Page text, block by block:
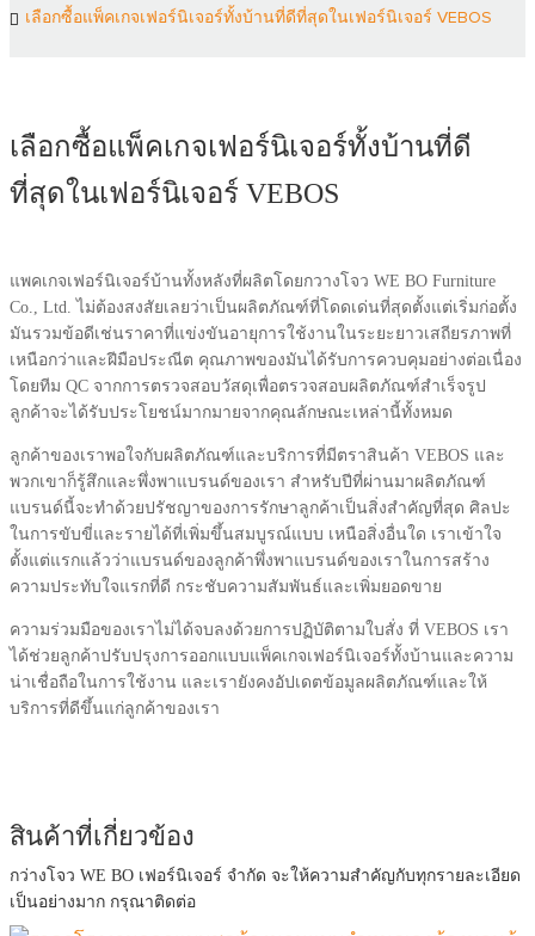
เลือกซื้อแพ็คเกจเฟอร์นิเจอร์ทั้งบ้านที่ดีที่สุดในเฟอร์นิเจอร์ VEBOS
เลือกซื้อแพ็คเกจเฟอร์นิเจอร์ทั้งบ้านที่ดี
ที่สุดในเฟอร์นิเจอร์ VEBOS
แพคเกจเฟอร์นิเจอร์บ้านทั้งหลังที่ผลิตโดยกวางโจว WE BO Furniture
Co., Ltd. ไม่ต้องสงสัยเลยว่าเป็นผลิตภัณฑ์ที่โดดเด่นที่สุดตั้งแต่เริ่มก่อตั้ง
มันรวมข้อดีเช่นราคาที่แข่งขันอายุการใช้งานในระยะยาวเสถียรภาพที่
เหนือกว่าและฝีมือประณีต คุณภาพของมันได้รับการควบคุมอย่างต่อเนื่อง
โดยทีม QC จากการตรวจสอบวัสดุเพื่อตรวจสอบผลิตภัณฑ์สำเร็จรูป
ลูกค้าจะได้รับประโยชน์มากมายจากคุณลักษณะเหล่านี้ทั้งหมด
ลูกค้าของเราพอใจกับผลิตภัณฑ์และบริการที่มีตราสินค้า VEBOS และ
พวกเขาก็รู้สึกและพึ่งพาแบรนด์ของเรา สำหรับปีที่ผ่านมาผลิตภัณฑ์
แบรนด์นี้จะทำด้วยปรัชญาของการรักษาลูกค้าเป็นสิ่งสำคัญที่สุด ศิลปะ
ในการขับขี่และรายได้ที่เพิ่มขึ้นสมบูรณ์แบบ เหนือสิ่งอื่นใด เราเข้าใจ
ตั้งแต่แรกแล้วว่าแบรนด์ของลูกค้าพึ่งพาแบรนด์ของเราในการสร้าง
ความประทับใจแรกที่ดี กระชับความสัมพันธ์และเพิ่มยอดขาย
ความร่วมมือของเราไม่ได้จบลงด้วยการปฏิบัติตามใบสั่ง ที่ VEBOS เรา
ได้ช่วยลูกค้าปรับปรุงการออกแบบแพ็คเกจเฟอร์นิเจอร์ทั้งบ้านและความ
น่าเชื่อถือในการใช้งาน และเรายังคงอัปเดตข้อมูลผลิตภัณฑ์และให้
บริการที่ดีขึ้นแก่ลูกค้าของเรา
สินค้าที่เกี่ยวข้อง
กว่างโจว WE BO เฟอร์นิเจอร์ จำกัด จะให้ความสำคัญกับทุกรายละเอียด
เป็นอย่างมาก กรุณาติดต่อ